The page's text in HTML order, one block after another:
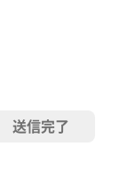
送信完了